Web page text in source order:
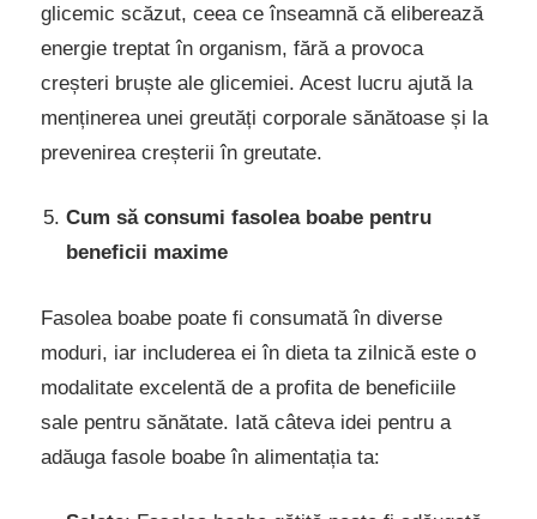
glicemic scăzut, ceea ce înseamnă că eliberează
energie treptat în organism, fără a provoca
creșteri bruște ale glicemiei. Acest lucru ajută la
menținerea unei greutăți corporale sănătoase și la
prevenirea creșterii în greutate.
Cum să consumi fasolea boabe pentru
beneficii maxime
Fasolea boabe poate fi consumată în diverse
moduri, iar includerea ei în dieta ta zilnică este o
modalitate excelentă de a profita de beneficiile
sale pentru sănătate. Iată câteva idei pentru a
adăuga fasole boabe în alimentația ta: